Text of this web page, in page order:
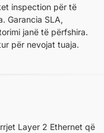
inspection për të
Garancia SLA,
janë të përfshira.
për nevojat tuaja.
Layer 2 Ethernet që